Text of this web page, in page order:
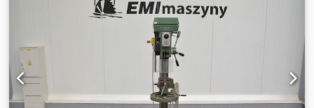
Hidraulinė ratų pavara Hidraulinis padavimo volas (pirmyn
ir atgal) Šakoms iki 13 cm storio Sulankstomas išmetimo
vamzdis, pasukamas 280° Elektromagnetinis peilių
įjungimas 24 peiliai ant 6 diskų Įkrovimo anga: 500 x 700
mm Apie 6,5 m³ smulkintos medžiagos/val. Triukšmo lygis:
116 dB(A) Svoris: 441 kg Mašina taip pat nuomojama.
Dedpjy D I I Rsfx Alwsck